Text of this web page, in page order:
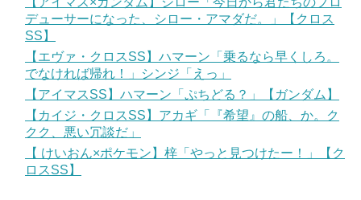
デューサーになった、シロー・アマダだ。」【クロス
SS】
【エヴァ・クロスSS】ハマーン「乗るなら早くしろ。
でなければ帰れ！」シンジ「えっ」
【アイマスSS】ハマーン「ぷちどる？」【ガンダム】
【カイジ・クロスSS】アカギ「『希望』の船、か。ク
クク、悪い冗談だ」
【 けいおん×ポケモン】梓「やっと見つけたー！」【ク
ロスSS】